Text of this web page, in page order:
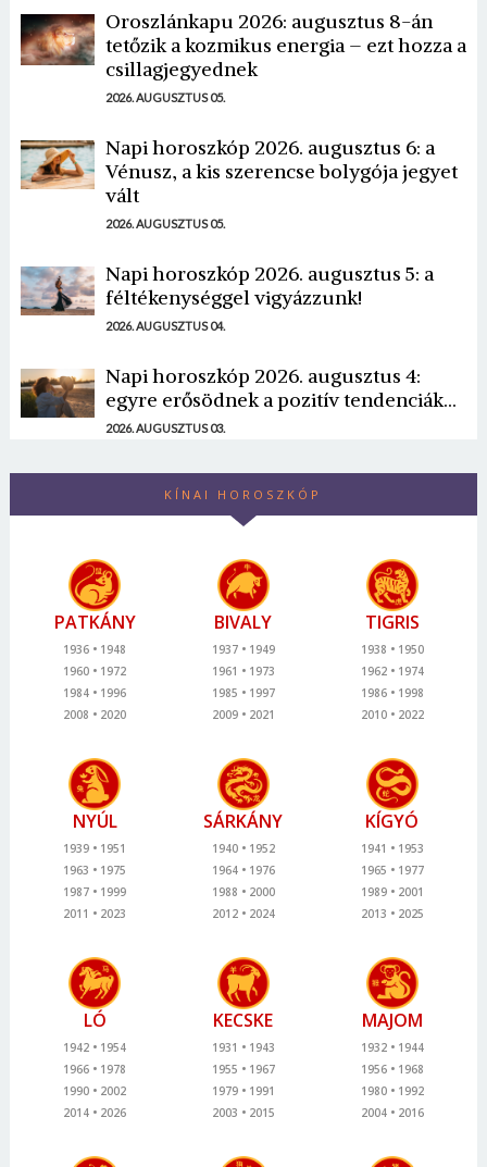
Oroszlánkapu 2026: augusztus 8-án
tetőzik a kozmikus energia – ezt hozza a
csillagjegyednek
2026. AUGUSZTUS 05.
Napi horoszkóp 2026. augusztus 6: a
Vénusz, a kis szerencse bolygója jegyet
vált
2026. AUGUSZTUS 05.
Napi horoszkóp 2026. augusztus 5: a
féltékenységgel vigyázzunk!
2026. AUGUSZTUS 04.
Napi horoszkóp 2026. augusztus 4:
egyre erősödnek a pozitív tendenciák...
2026. AUGUSZTUS 03.
KÍNAI HOROSZKÓP
PATKÁNY
1936
1948
1960
1972
1984
1996
2008
2020
BIVALY
1937
1949
1961
1973
1985
1997
2009
2021
TIGRIS
1938
1950
1962
1974
1986
1998
2010
2022
NYÚL
1939
1951
1963
1975
1987
1999
2011
2023
SÁRKÁNY
1940
1952
1964
1976
1988
2000
2012
2024
KÍGYÓ
1941
1953
1965
1977
1989
2001
2013
2025
LÓ
1942
1954
1966
1978
1990
2002
2014
2026
KECSKE
1931
1943
1955
1967
1979
1991
2003
2015
MAJOM
1932
1944
1956
1968
1980
1992
2004
2016